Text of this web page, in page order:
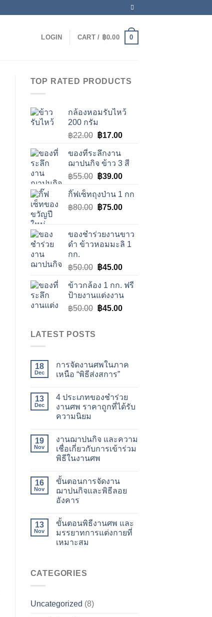
LOGIN CART / ฿0.00 0
TOP RATED PRODUCTS
กล้องหอมรับไหว้
200 กรัม
฿22.00 Original
was:
฿22.00.
฿17.00Current
฿17.00.
ของที่ระลึกงาน
ฌาปนกิจ ข้าว 3 สี
฿55.00 Original
was:
฿55.00.
฿39.00Current
is:
฿39.00.
กิ๊ฟเซ็ทถุงป่าน 1 กก
฿80.00 Original
฿80.00.
฿75.00Current
฿75.00.
ของชำร่วยงานขาว
ดำ ข้าวหอมมะลิ 1
กก.
฿50.00 Original
was:
฿50.00.
฿45.00Current
is:
฿45.00.
ข้าวกล้อง 1 กก. ฟรี
ป้ายงานแต่งงาน
฿50.00 Original
฿45.00Current
LATEST POSTS
18
Dec
การจัดงานศพในภาค
เหนือ “พิธีส่งสการ”
13
Dec
4 ประเภทของชำร่วย
งานศพ ราคาถูกที่ได้รับ
ความนิยม
19
Nov
งานฌาปนกิจ และความ
เชื่อเกี่ยวกับการเข้าร่วม
พิธีในงานศพ
16
Nov
ขั้นตอนการจัดงาน
ฌาปนกิจและพิธีลอย
อังคาร
13
Nov
ขั้นตอนพิธีงานศพ และ
มรรยาทการแต่งกายที่
เหมาะสม
CATEGORIES
Uncategorized (8)